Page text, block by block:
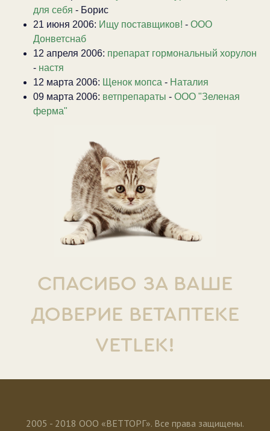
для себя - Борис
21 июня 2006: Ищу поставщиков! - ООО
Донветснаб
12 апреля 2006: препарат гормональный хорулон
- настя
12 марта 2006: Щенок мопса - Наталия
09 марта 2006: ветпрепараты - ООО "Зеленая
ферма"
СПАСИБО ЗА ВАШЕ
ДОВЕРИЕ ВЕТАПТЕКЕ
VETLEK!
2005 - 2018 ООО «ВЕТТОРГ». Все права защищены.